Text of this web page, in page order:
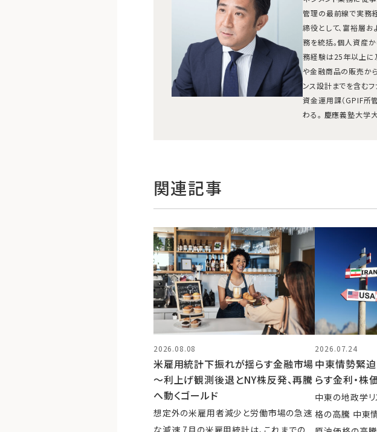
管理の最前線で実務
締役として、富裕層
務を統括。個人資産
務経験は25年以上に
や金融商品の販売か
ンス設計までを含む
資金運用課（GPIF所
わる。 慶應義塾大学
関連記事
2026.08.08
米雇用統計下振れが揺らす金融市場
～利上げ観測後退とNY株反発、再騰
へ動くゴールド
想定外の米雇用者減少と労働市場の急速
な減速 7月の米雇用統計は、これまでの
2026.07.24
中東情勢緊
らす金利・株
中東の地政学
格の高騰 中東